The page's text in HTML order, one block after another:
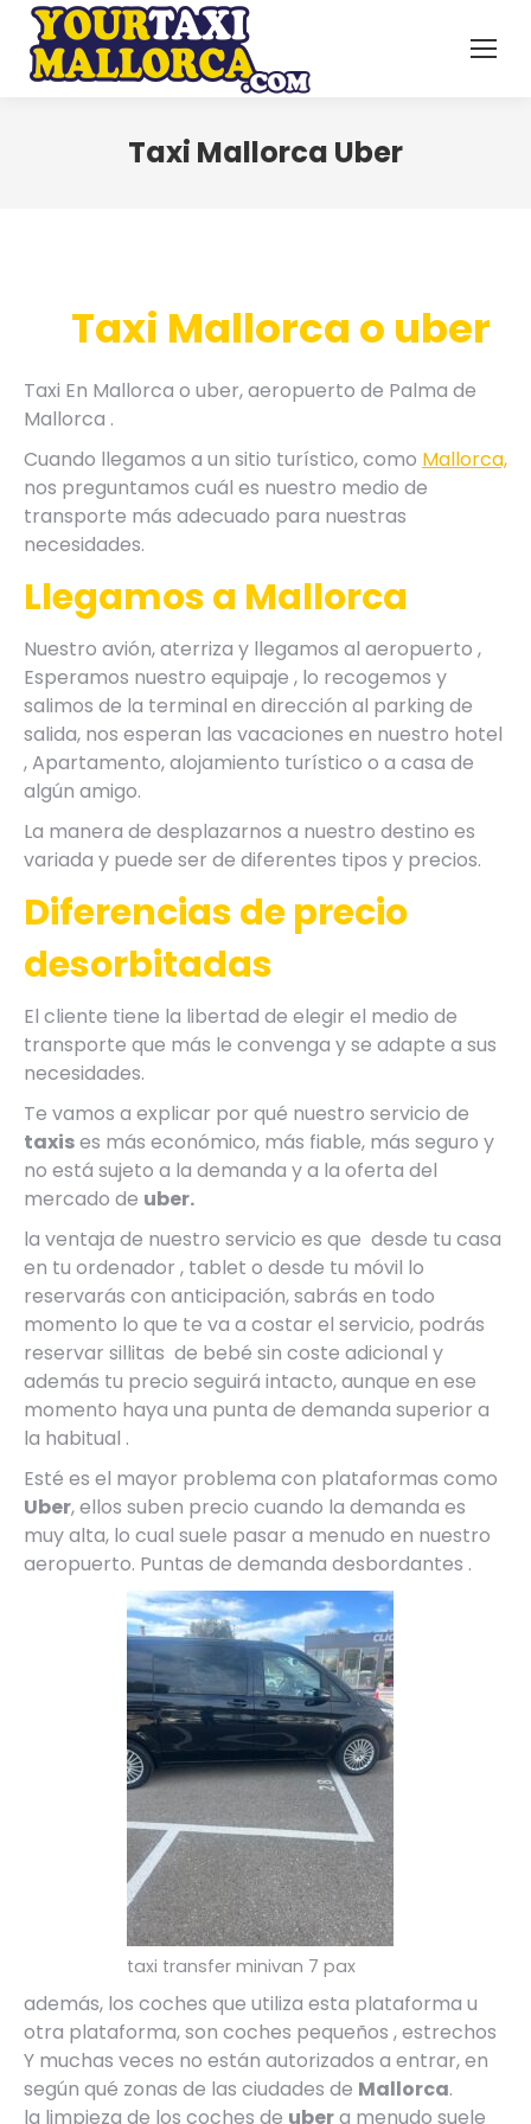
Taxi Mallorca Uber
Taxi Mallorca o uber
Taxi En Mallorca o uber, aeropuerto de Palma de
Mallorca .
Cuando llegamos a un sitio turístico, como Mallorca,
nos preguntamos cuál es nuestro medio de
transporte más adecuado para nuestras
necesidades.
Llegamos a Mallorca
Nuestro avión, aterriza y llegamos al aeropuerto ,
Esperamos nuestro equipaje , lo recogemos y
salimos de la terminal en dirección al parking de
salida, nos esperan las vacaciones en nuestro hotel
, Apartamento, alojamiento turístico o a casa de
algún amigo.
La manera de desplazarnos a nuestro destino es
variada y puede ser de diferentes tipos y precios.
Diferencias de precio
desorbitadas
El cliente tiene la libertad de elegir el medio de
transporte que más le convenga y se adapte a sus
necesidades.
Te vamos a explicar por qué nuestro servicio de
taxises más económico, más fiable, más seguro y
no está sujeto a la demanda y a la oferta del
mercado de uber.
la ventaja de nuestro servicio es que desde tu casa
en tu ordenador , tablet o desde tu móvil lo
reservarás con anticipación, sabrás en todo
momento lo que te va a costar el servicio, podrás
reservar sillitas de bebé sin coste adicional y
además tu precio seguirá intacto, aunque en ese
momento haya una punta de demanda superior a
la habitual .
Esté es el mayor problema con plataformas como
Uber, ellos suben precio cuando la demanda es
muy alta, lo cual suele pasar a menudo en nuestro
aeropuerto. Puntas de demanda desbordantes .
taxi transfer minivan 7 pax
además, los coches que utiliza esta plataforma u
otra plataforma, son coches pequeños , estrechos
Y muchas veces no están autorizados a entrar, en
según qué zonas de las ciudades de Mallorca.
la limpieza de los coches de ubera menudo suele